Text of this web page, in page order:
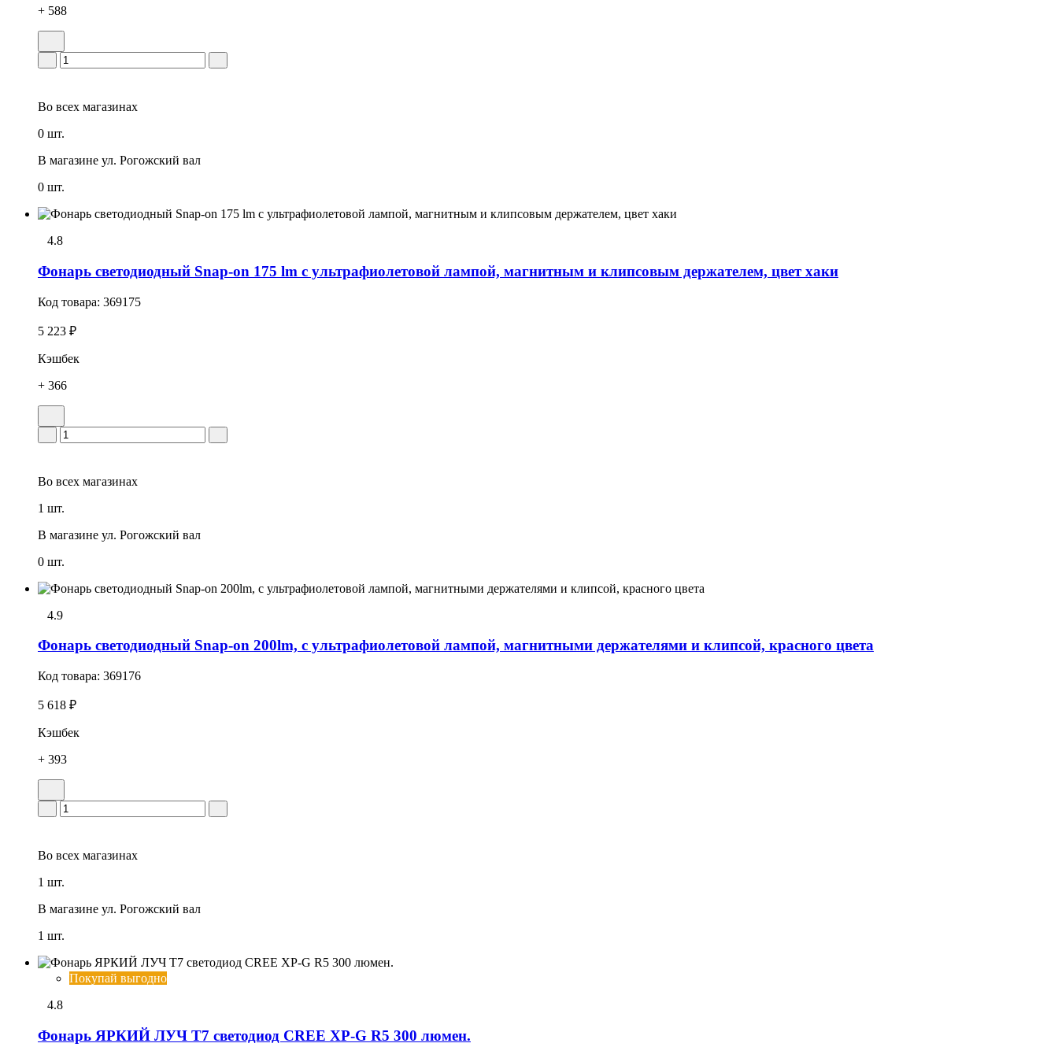
+ 588
Во всех магазинах
0 шт.
В магазине ул. Рогожский вал
0 шт.
4.8
Фонарь светодиодный Snap-on 175 lm с ультрафиолетовой лампой, магнитным и клипсовым держателем, цвет хаки
Код товара: 369175
5 223 ₽
Кэшбек
+ 366
Во всех магазинах
1 шт.
В магазине ул. Рогожский вал
0 шт.
4.9
Фонарь светодиодный Snap-on 200lm, с ультрафиолетовой лампой, магнитными держателями и клипсой, красного цвета
Код товара: 369176
5 618 ₽
Кэшбек
+ 393
Во всех магазинах
1 шт.
В магазине ул. Рогожский вал
1 шт.
Покупай выгодно
4.8
Фонарь ЯРКИЙ ЛУЧ T7 светодиод CREE XP-G R5 300 люмен.